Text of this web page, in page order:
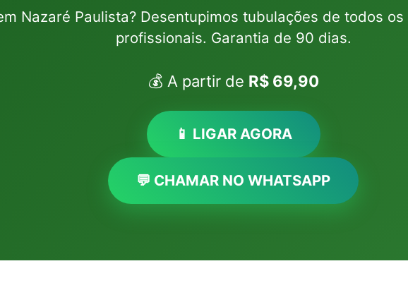
Nazaré Paulista? Desentupimos tubulações de todos
profissionais. Garantia de 90 dias.
💰 A partir de R$ 69,90
📱 LIGAR AGORA
💬 CHAMAR NO WHATSAPP